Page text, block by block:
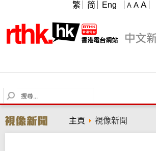
A A A
繁 简 Eng
S
e
r
c
主頁 視像新聞